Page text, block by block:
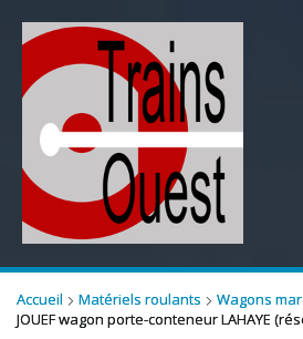
Accueil Matériels roulants
Wagons
JOUEF wagon porte-conteneur LAHAYE